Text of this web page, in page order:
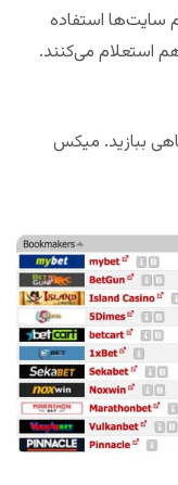
سایت‌ها استفاده
استعلام می‌کنند.
ببازید. میکس